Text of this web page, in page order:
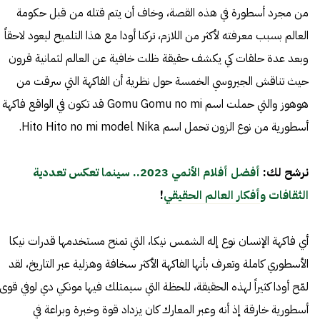
من مجرد أسطورة في هذه القصة، وخاف أن يتم قتله من قبل حكومة
العالم بسبب معرفته لأكثر من اللازم، تركنا أودا مع هذا التلميح ليعود لاحقاً
وبعد عدة حلقات كي يكشف حقيقة ظلت خافية عن العالم لثمانية قرون
حيث تناقش الجيروسي الخمسة حول نظرية أن الفاكهة التي سرقت من
هوهوز والتي حملت اسم Gomu Gomu no mi قد تكون في الواقع فاكهة
أسطورية من نوع الزون تحمل اسم Hito Hito no mi model Nika.
نرشح لك:
أفضل أفلام الأنمي 2023.. سينما تعكس تعددية
الثقافات وأفكار العالم الحقيقي!
أي فاكهة الإنسان نوع إله الشمس نيكا، التي تمنح مستخدمها قدرات نيكا
الأسطوري كاملة وتعرف بأنها الفاكهة الأكثر سخافة وهزلية عبر التاريخ، لقد
لمّح أودا كثيراً لهذه الحقيقة، للحظة التي سيمتلك فيها مونكي دي لوفي قوى
أسطورية خارقة إذ أنه وعبر المعارك كان يزداد قوة وخبرة وبراعة في